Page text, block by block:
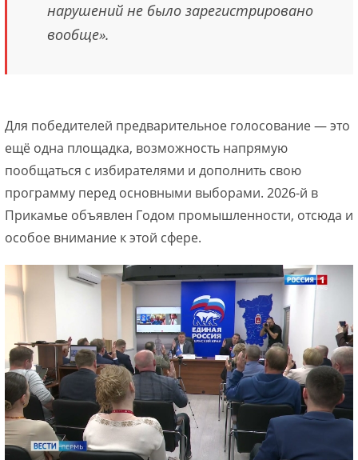
нарушений не было зарегистрировано
вообще».
Для победителей предварительное голосование — это
ещё одна площадка, возможность напрямую
пообщаться с избирателями и дополнить свою
программу перед основными выборами. 2026-й в
Прикамье объявлен Годом промышленности, отсюда и
особое внимание к этой сфере.